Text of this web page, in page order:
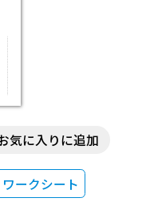
ークシート
気に入りに追加